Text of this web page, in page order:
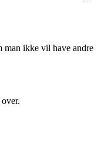
man ikke vil have andre